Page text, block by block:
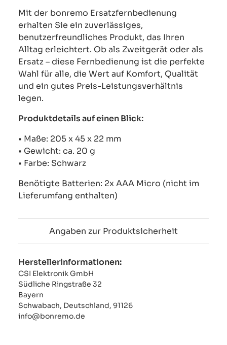
Mit der bonremo Ersatzfernbedienung
erhalten Sie ein zuverlässiges,
benutzerfreundliches Produkt, das Ihren
Alltag erleichtert. Ob als Zweitgerät oder als
Ersatz – diese Fernbedienung ist die perfekte
Wahl für alle, die Wert auf Komfort, Qualität
und ein gutes Preis-Leistungsverhältnis
legen.
Produktdetails auf einen Blick:
• Maße: 205 x 45 x 22 mm
• Gewicht: ca. 20 g
• Farbe: Schwarz
Benötigte Batterien: 2x AAA Micro (nicht im
Lieferumfang enthalten)
Angaben zur Produktsicherheit
Herstellerinformationen:
CSI Elektronik GmbH
Südliche Ringstraße 32
Bayern
Schwabach, Deutschland, 91126
info@bonremo.de